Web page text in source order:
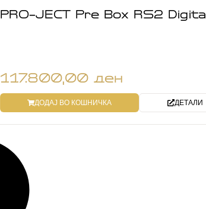
PRO-JECT Pre Box RS2 Digital
117.800,00 ден
ДОДАЈ ВО КОШНИЧКА ДЕТАЛИ